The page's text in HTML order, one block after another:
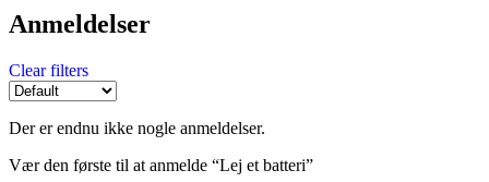
Anmeldelser
Clear filters
Der er endnu ikke nogle anmeldelser.
Vær den første til at anmelde “Lej et batteri”